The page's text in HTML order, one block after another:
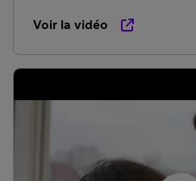
Voir la vidéo